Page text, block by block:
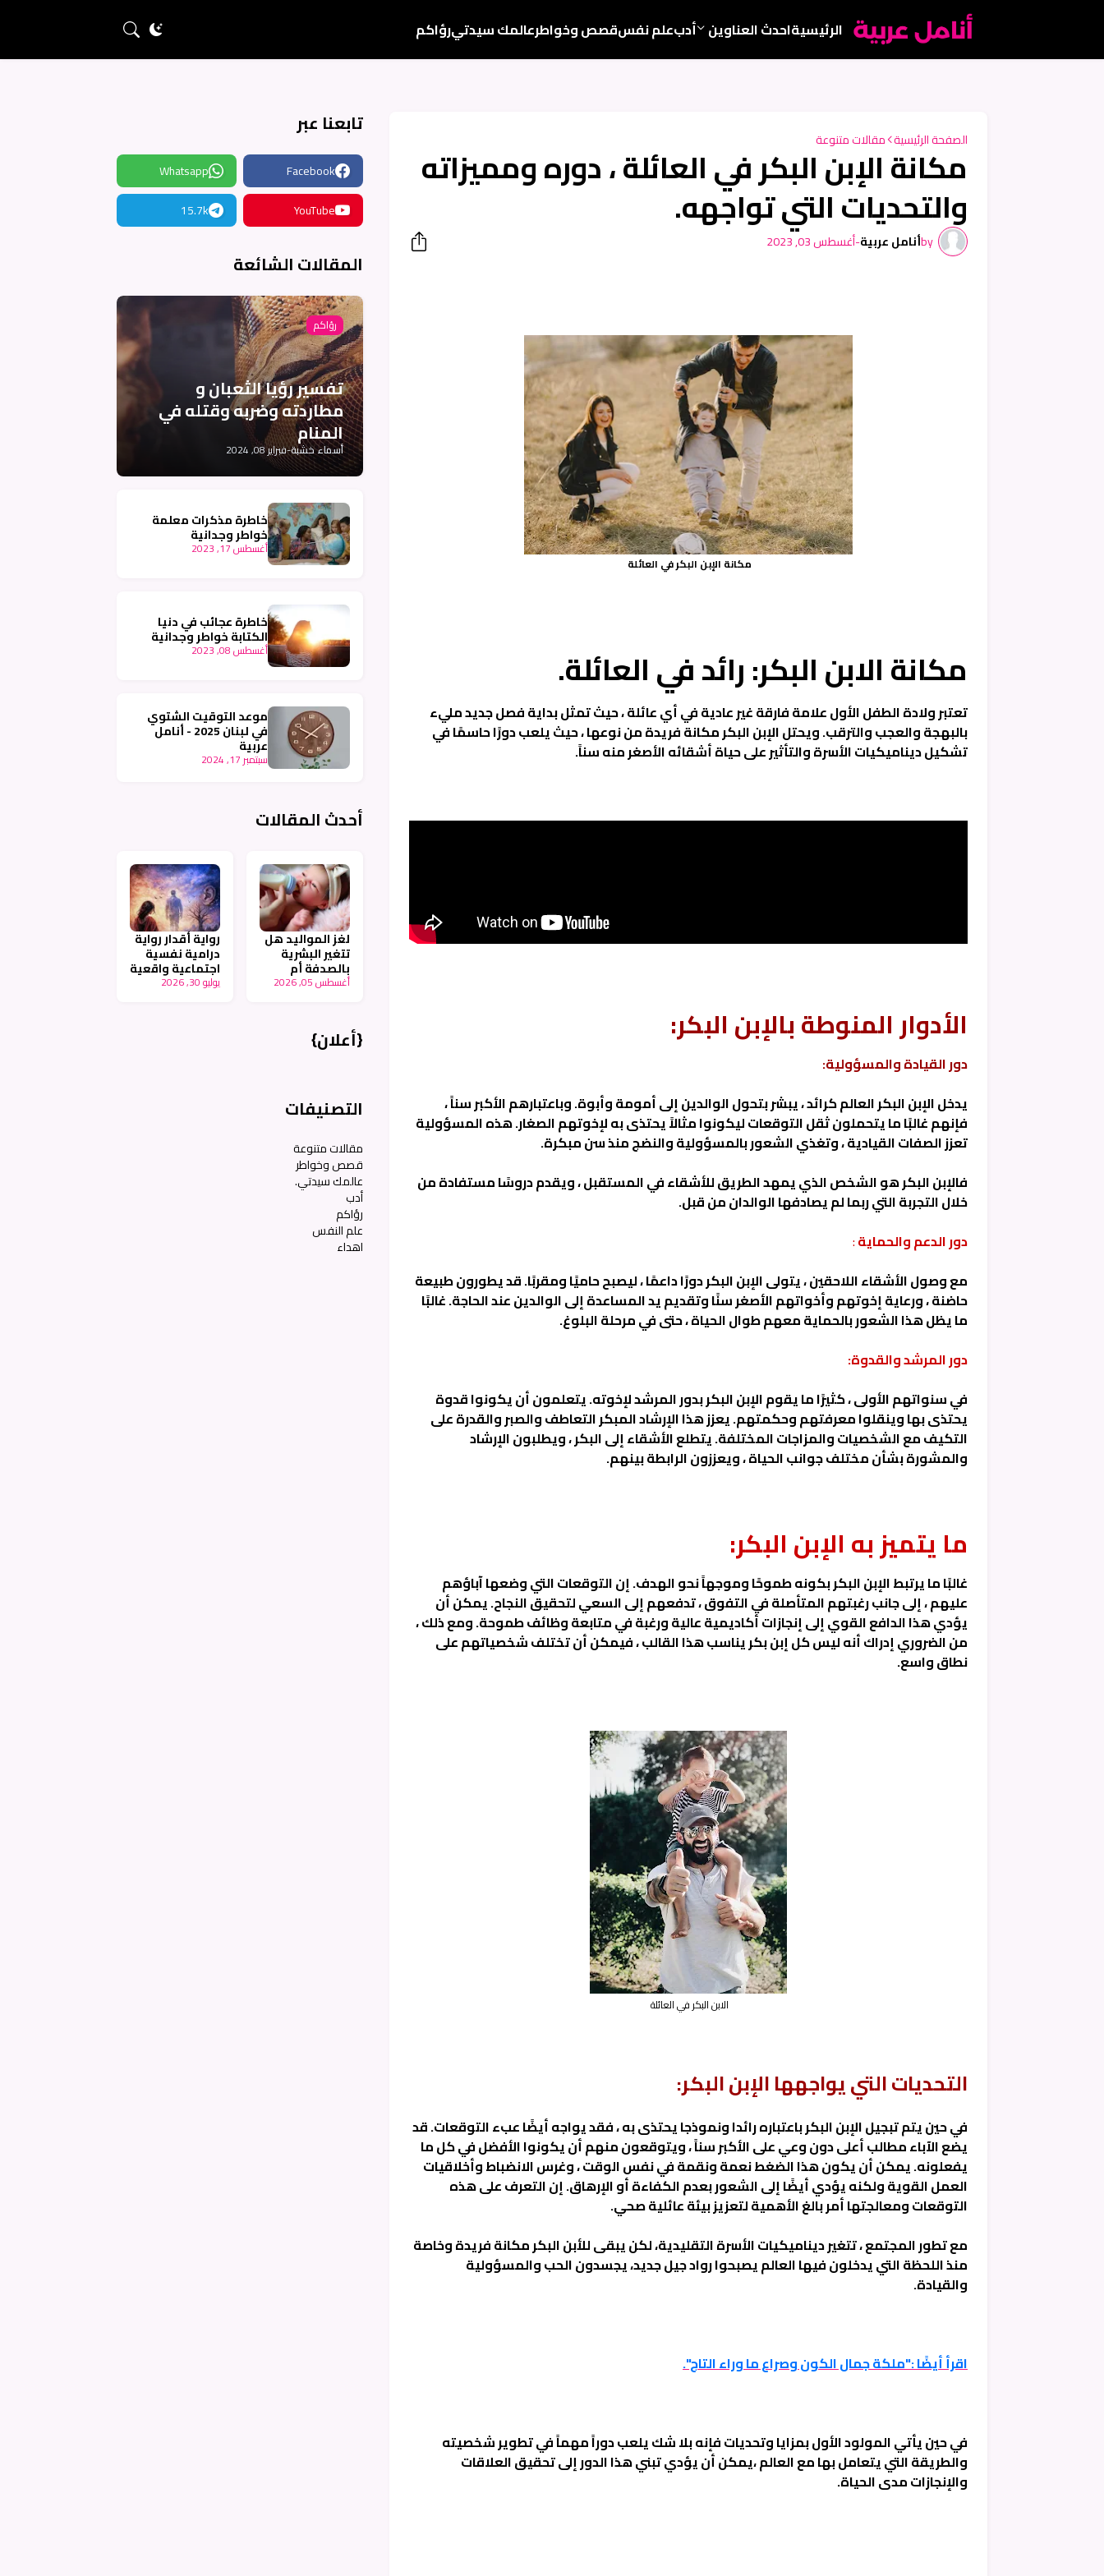
الرئيسيةاحدث العناوين أدبعلم نفسقصص وخواطرعالمك سيدتيرؤاكم
الصفحة الرئيسية مقالات متنوعة
مكانة الإبن البكر في العائلة ، دوره ومميزاته
والتحديات التي تواجهه.
byأنامل عربية-أغسطس 03, 2023
مكانة الإبن البكر في العائلة
مكانة الابن البكر: رائد في العائلة.
تعتبر ولادة الطفل الأول علامة فارقة غير عادية في أي عائلة ، حيث تمثل بداية فصل جديد مليء
بالبهجة والعجب والترقب. ويحتل الإبن البكر مكانة فريدة من نوعها ، حيث يلعب دورًا حاسمًا في
تشكيل ديناميكيات الأسرة والتأثير على حياة أشقائه الأصغر منه سناً.
الأدوار المنوطة بالإبن البكر:
دور القيادة والمسؤولية:
يدخل الإبن البكر العالم كرائد ، يبشر بتحول الوالدين إلى أمومة وأبوة. وباعتبارهم الأكبر سناً ،
فإنهم غالبًا ما يتحملون ثقل التوقعات ليكونوا مثالاً يحتذى به لإخوتهم الصغار. هذه المسؤولية
تعزز الصفات القيادية ، وتغذي الشعور بالمسؤولية والنضج منذ سن مبكرة.
فالإبن البكر هو الشخص الذي يمهد الطريق للأشقاء في المستقبل ، ويقدم دروسًا مستفادة من
خلال التجربة التي ربما لم يصادفها الوالدان من قبل.
دور الدعم والحماية:
مع وصول الأشقاء اللاحقين ، يتولى الإبن البكر دورًا داعمًا ، ليصبح حاميًا ومقربًا. قد يطورون طبيعة
حاضنة ، ورعاية إخوتهم وأخواتهم الأصغر سنًا وتقديم يد المساعدة إلى الوالدين عند الحاجة. غالبًا
ما يظل هذا الشعور بالحماية معهم طوال الحياة ، حتى في مرحلة البلوغ.
دور المرشد والقدوة:
في سنواتهم الأولى ، كثيرًا ما يقوم الإبن البكر بدور المرشد لإخوته. يتعلمون أن يكونوا قدوة
يحتذى بها وينقلوا معرفتهم وحكمتهم. يعزز هذا الإرشاد المبكر التعاطف والصبر والقدرة على
التكيف مع الشخصيات والمزاجات المختلفة. يتطلع الأشقاء إلى البكر ، ويطلبون الإرشاد
والمشورة بشأن مختلف جوانب الحياة ، ويعززون الرابطة بينهم.
ما يتميز به الإبن البكر:
غالبًا ما يرتبط الإبن البكر بكونه طموحًا وموجهاً نحو الهدف. إن التوقعات التي وضعها آباؤهم
عليهم ، إلى جانب رغبتهم المتأصلة في التفوق ، تدفعهم إلى السعي لتحقيق النجاح. يمكن أن
يؤدي هذا الدافع القوي إلى إنجازات أكاديمية عالية ورغبة في متابعة وظائف طموحة. ومع ذلك ،
من الضروري إدراك أنه ليس كل إبن بكر يناسب هذا القالب ، فيمكن أن تختلف شخصياتهم على
نطاق واسع.
الابن البكر في العائلة
التحديات التي يواجهها الإبن البكر:
في حين يتم تبجيل الإبن البكر باعتباره رائدا ونموذجا يحتذى به ، فقد يواجه أيضًا عبء التوقعات. قد
يضع الآباء مطالب أعلى دون وعي على الأكبر سناً ، ويتوقعون منهم أن يكونوا الأفضل في كل ما
يفعلونه. يمكن أن يكون هذا الضغط نعمة ونقمة في نفس الوقت ، وغرس الانضباط وأخلاقيات
العمل القوية ولكنه يؤدي أيضًا إلى الشعور بعدم الكفاءة أو الإرهاق. إن التعرف على هذه
التوقعات ومعالجتها أمر بالغ الأهمية لتعزيز بيئة عائلية صحي.
مع تطور المجتمع ، تتغير ديناميكيات الأسرة التقليدية، لكن يبقى للأبن البكر مكانة فريدة وخاصة
منذ اللحظة التي يدخلون فيها العالم يصبحوا رواد جيل جديد، يجسدون الحب والمسؤولية
والقيادة.
اقرأ أيضًا :"ملكة جمال الكون وصراع ما وراء التاج".
في حين يأتي المولود الأول بمزايا وتحديات فإنه بلا شك يلعب دوراً مهماً في تطوير شخصيته
والطريقة التي يتعامل بها مع العالم ،يمكن أن يؤدي تبني هذا الدور إلى تحقيق العلاقات
والإنجازات مدى الحياة.
تابعنا عبر
Facebook
Whatsapp
YouTube
15.7k
المقالات الشائعة
رؤاكم
تفسير رؤيا الثعبان و
مطاردته وضربه وقتله في
المنام
أسماء خشبة-فبراير 08, 2024
خاطرة مذكرات معلمة
خواطر وجدانية
أغسطس 17, 2023
خاطرة عجائب في دنيا
الكتابة خواطر وجدانية
أغسطس 08, 2023
موعد التوقيت الشتوي
في لبنان 2025 - أنامل
عربية
سبتمبر 17, 2024
أحدث المقالات
لغز المواليد هل
تتغير البشرية
بالصدفة أم
بالتخطيط -
أغسطس 05, 2026
رواية أقدار رواية
درامية نفسية
اجتماعية واقعية
جزء ٩ - أنامل يوليو 30, 2026
{أعلان}
التصنيفات
مقالات متنوعة
قصص وخواطر
عالمك سيدتي.
أدب
رؤاكم
علم النفس
اهداء